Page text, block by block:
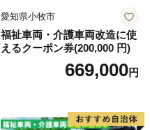
愛知県小牧市
福祉車両・介護車両改造に使
えるクーポン券(200,000 円)
669,000円